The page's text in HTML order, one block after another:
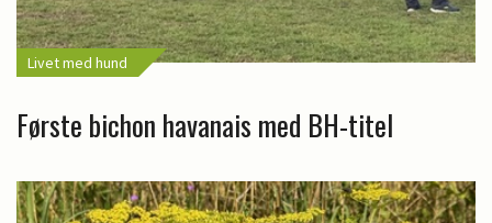
Livet med hund
Første bichon havanais med BH-titel